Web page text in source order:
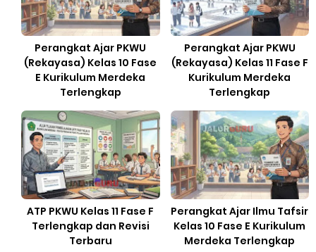
Perangkat Ajar PKWU
(Rekayasa) Kelas 10 Fase
E Kurikulum Merdeka
Terlengkap
Perangkat Ajar PKWU
(Rekayasa) Kelas 11 Fase F
Kurikulum Merdeka
Terlengkap
ATP PKWU Kelas 11 Fase F
Terlengkap dan Revisi
Terbaru
Perangkat Ajar Ilmu Tafsir
Kelas 10 Fase E Kurikulum
Merdeka Terlengkap